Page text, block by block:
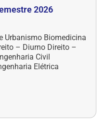
2026
Urbanismo Biomedicina
– Diurno Direito –
Civil
Elétrica